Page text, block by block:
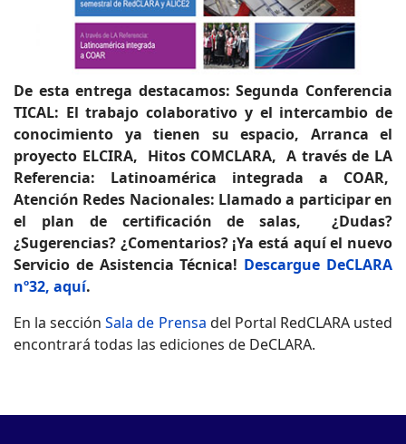
De esta entrega destacamos: Segunda Conferencia
TICAL: El trabajo colaborativo y el intercambio de
conocimiento ya tienen su espacio, Arranca el
proyecto ELCIRA, Hitos COMCLARA, A través de LA
Referencia: Latinoamérica integrada a COAR,
Atención Redes Nacionales: Llamado a participar en
el plan de certificación de salas, ¿Dudas?
¿Sugerencias? ¿Comentarios? ¡Ya está aquí el nuevo
Servicio de Asistencia Técnica! Descargue DeCLARA
nº32, aquí.
En la secciónSala de Prensa del Portal RedCLARA usted
encontrará todas las ediciones de DeCLARA.